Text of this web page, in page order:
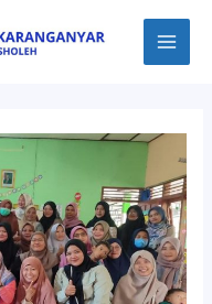
Main
Menu